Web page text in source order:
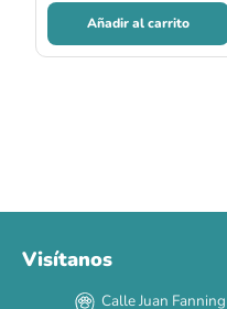
Añadir al carrito
DÍAS
Visítanos
Calle Juan